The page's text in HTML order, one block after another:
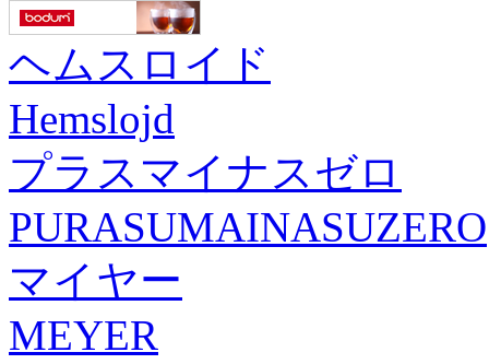
ヘムスロイド
Hemslojd
プラスマイナスゼロ
PURASUMAINASUZERO
マイヤー
MEYER